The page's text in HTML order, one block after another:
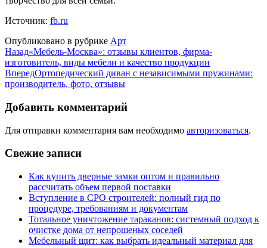
Источник: fb.ru
Опубликовано в рубрике Арт
Назад«Мебель-Москва»: отзывы клиентов, фирма-
изготовитель, виды мебели и качество продукции
ВпередОртопедический диван с независимыми пружинами:
производитель, фото, отзывы
Добавить комментарий
Для отправки комментария вам необходимо авторизоваться.
Свежие записи
Как купить дверные замки оптом и правильно
рассчитать объем первой поставки
Вступление в СРО строителей: полный гид по
процедуре, требованиям и документам
Тотальное уничтожение тараканов: системный подход к
очистке дома от непрошеных соседей
Мебельный щит: как выбрать идеальный материал для